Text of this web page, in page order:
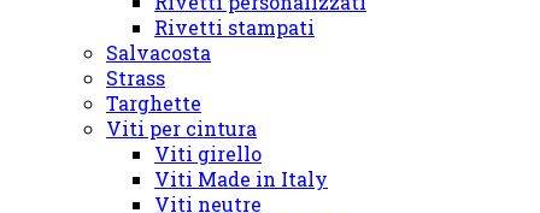
Rivetti stampati
Salvacosta
Strass
Targhette
Viti per cintura
Viti girello
Viti Made in Italy
Viti neutre